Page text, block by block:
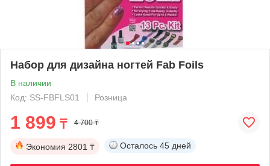
Набор для дизайна ногтей Fab Foils
В наличии
Код: SS-FBFLS01
Розница
1 899 ₸ 4 700 ₸
Экономия 2801 ₸ Осталось 45 дней